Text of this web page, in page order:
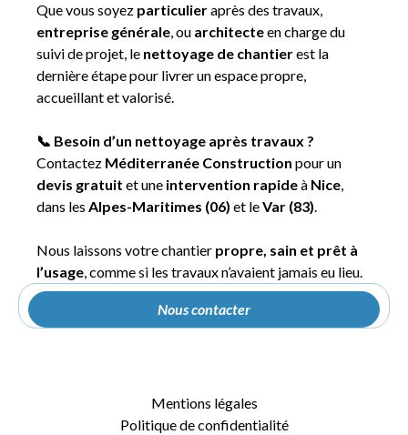
Nous contacter
Que vous soyez particulieraprès des travaux,
entreprise générale, ou architecteen charge du
suivi de projet, le nettoyage de chantierest la
dernière étape pour livrer un espace propre,
accueillant et valorisé.
📞 Besoin d’un nettoyage après travaux ?
Contactez Méditerranée Construction pour un
devis gratuit et une intervention rapideà Nice,
dans les Alpes-Maritimes (06) et leVar (83).
Nous laissons votre chantier propre, sain et prêt à
l’usage, comme si les travaux n’avaient jamais eu lieu.
Mentions légales
Politique de confidentialité